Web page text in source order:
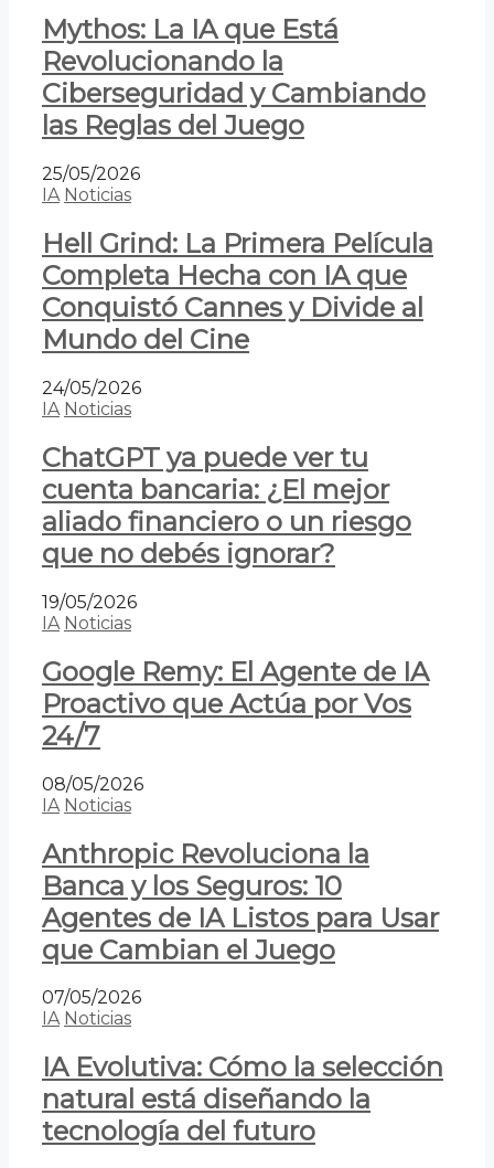
Mythos: La IA que Está
Revolucionando la
Ciberseguridad y Cambiando
las Reglas del Juego
25/05/2026
IA Noticias
Hell Grind: La Primera Película
Completa Hecha con IA que
Conquistó Cannes y Divide al
Mundo del Cine
24/05/2026
IA Noticias
ChatGPT ya puede ver tu
cuenta bancaria: ¿El mejor
aliado financiero o un riesgo
que no debés ignorar?
19/05/2026
IA Noticias
Google Remy: El Agente de IA
Proactivo que Actúa por Vos
24/7
08/05/2026
IA Noticias
Anthropic Revoluciona la
Banca y los Seguros: 10
Agentes de IA Listos para Usar
que Cambian el Juego
07/05/2026
IA Noticias
IA Evolutiva: Cómo la selección
natural está diseñando la
tecnología del futuro